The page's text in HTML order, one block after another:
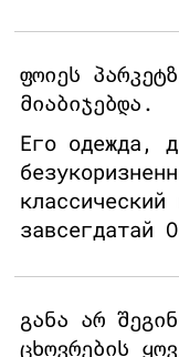
ფოიეს
მიაბიჯებდა.
Его одежда,
завсегдатай
განა არ
ცხოვრების